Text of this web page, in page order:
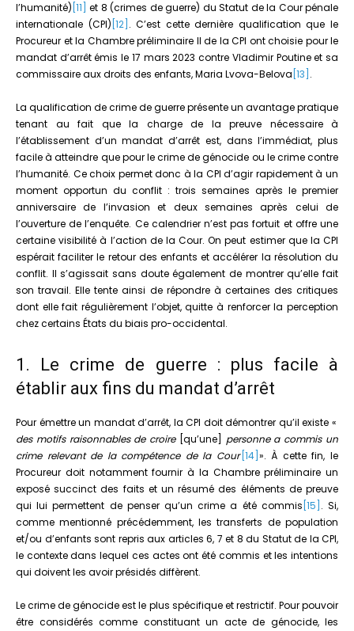
l’humanité) [11] et 8 (crimes de guerre) du Statut de la Cour pénale
internationale (CPI) [12] . C’est cette dernière qualification que le
Procureur et la Chambre préliminaire II de la CPI ont choisie pour le
mandat d’arrêt émis le 17 mars 2023 contre Vladimir Poutine et sa
commissaire aux droits des enfants, Maria Lvova-Belova [13] .
La qualification de crime de guerre présente un avantage pratique
tenant au fait que la charge de la preuve nécessaire à
l’établissement d’un mandat d’arrêt est, dans l’immédiat, plus
facile à atteindre que pour le crime de génocide ou le crime contre
l’humanité. Ce choix permet donc à la CPI d’agir rapidement à un
moment opportun du conflit : trois semaines après le premier
anniversaire de l’invasion et deux semaines après celui de
l’ouverture de l’enquête. Ce calendrier n’est pas fortuit et offre une
certaine visibilité à l’action de la Cour. On peut estimer que la CPI
espérait faciliter le retour des enfants et accélérer la résolution du
conflit. Il s’agissait sans doute également de montrer qu’elle fait
son travail. Elle tente ainsi de répondre à certaines des critiques
dont elle fait régulièrement l’objet, quitte à renforcer la perception
chez certains États du biais pro-occidental.
1. Le crime de guerre : plus facile à
établir aux fins du mandat d’arrêt
Pour émettre un mandat d’arrêt, la CPI doit démontrer qu’il existe «
des motifs raisonnables de croire [qu’une]
personne a commis un
crime relevant de la compétence de la Cour[14] ». À cette fin, le
Procureur doit notamment fournir à la Chambre préliminaire un
exposé succinct des faits et un résumé des éléments de preuve
qui lui permettent de penser qu’un crime a été commis [15] . Si,
comme mentionné précédemment, les transferts de population
et/ou d’enfants sont repris aux articles 6, 7 et 8 du Statut de la CPI,
le contexte dans lequel ces actes ont été commis et les intentions
qui doivent les avoir présidés diffèrent.
Le crime de génocide est le plus spécifique et restrictif. Pour pouvoir
être considérés comme constituant un acte de génocide, les